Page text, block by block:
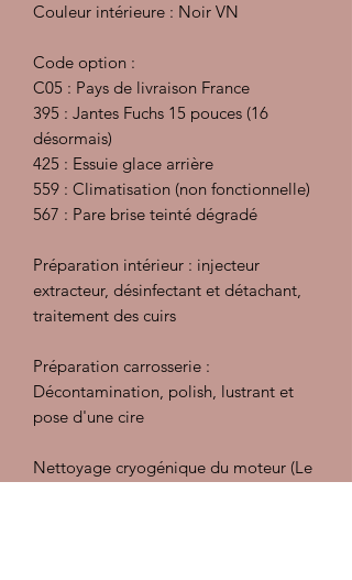
Couleur intérieure : Noir VN
Code option :
C05 : Pays de livraison France
395 : Jantes Fuchs 15 pouces (16
désormais)
425 : Essuie glace arrière
559 : Climatisation (non fonctionnelle)
567 : Pare brise teinté dégradé
Préparation intérieur : injecteur
extracteur, désinfectant et détachant,
traitement des cuirs
Préparation carrosserie :
Décontamination, polish, lustrant et
pose d'une cire
Nettoyage cryogénique du moteur (Le